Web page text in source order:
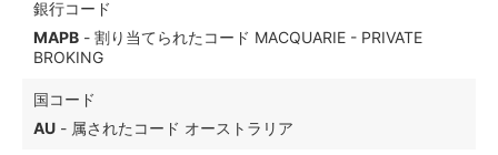
銀行コード
MAPB - 割り当てられたコード MACQUARIE - PRIVATE
BROKING
国コード
AU - 属されたコード オーストラリア